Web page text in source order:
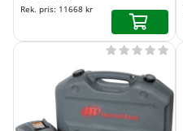
Rek. pris: 11668 kr
    